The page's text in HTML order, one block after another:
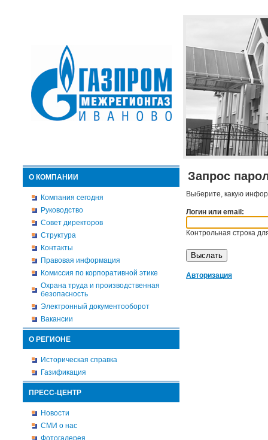
О КОМПАНИИ
Компания сегодня
Руководство
Совет директоров
Структура
Контакты
Правовая информация
Комиссия по корпоративной этике
Охрана труда и производственная
безопасность
Электронный документооборот
Вакансии
О РЕГИОНЕ
Историческая справка
Газификация
ПРЕСС-ЦЕНТР
Новости
СМИ о нас
Фотогалерея
Запрос
Выберите, какую
Логин или email:
Контрольная строка
Авторизация